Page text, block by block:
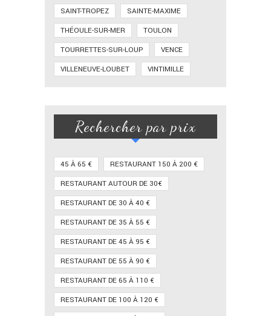
SAINT-TROPEZ
SAINTE-MAXIME
THÉOULE-SUR-MER
TOULON
TOURRETTES-SUR-LOUP
VENCE
VILLENEUVE-LOUBET
VINTIMILLE
Rechercher par prix
45 À 65 €
RESTAURANT 150 À 200 €
RESTAURANT AUTOUR DE 30€
RESTAURANT DE 30 À 40 €
RESTAURANT DE 35 À 55 €
RESTAURANT DE 45 À 95 €
RESTAURANT DE 55 À 90 €
RESTAURANT DE 65 À 110 €
RESTAURANT DE 100 À 120 €